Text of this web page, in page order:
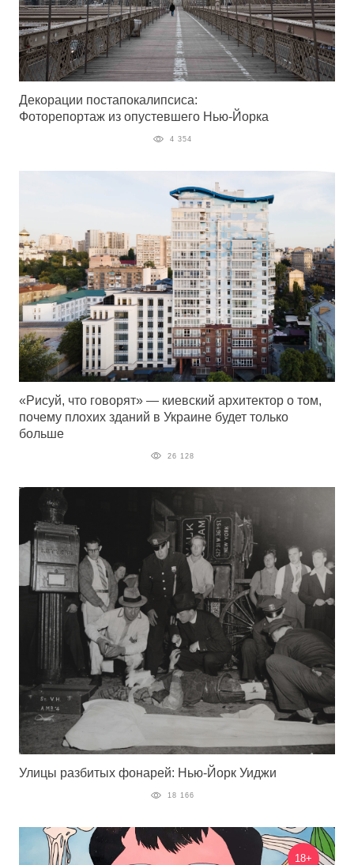
Декорации постапокалипсиса:
Фоторепортаж из опустевшего Нью-Йорка
4 354
«Рисуй, что говорят» — киевский архитектор о том,
почему плохих зданий в Украине будет только
больше
26 128
Улицы разбитых фонарей: Нью-Йорк Уиджи
18 166
18+